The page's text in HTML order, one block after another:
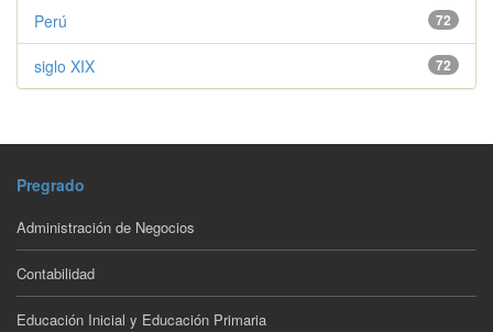
72
Perú
72
siglo XIX
Pregrado
Administración de Negocios
Contabilidad
Educación Inicial y Educación Primaria